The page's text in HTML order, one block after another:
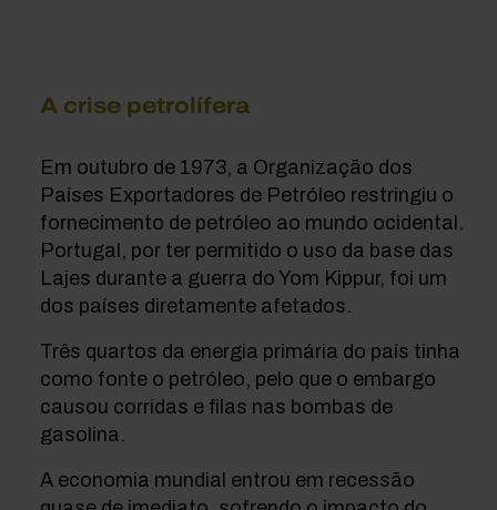
A crise petrolífera
Em outubro de 1973, a Organização dos
Países Exportadores de Petróleo restringiu o
fornecimento de petróleo ao mundo ocidental.
Portugal, por ter permitido o uso da base das
Lajes durante a guerra do Yom Kippur, foi um
dos países diretamente afetados.
Três quartos da energia primária do país tinha
como fonte o petróleo, pelo que o embargo
causou corridas e filas nas bombas de
gasolina.
A economia mundial entrou em recessão